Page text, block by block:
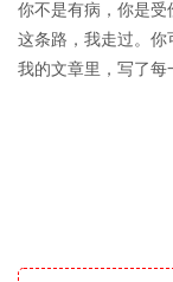
你不是有病，你是受
这条路，我走过。你
我的文章里，写了每